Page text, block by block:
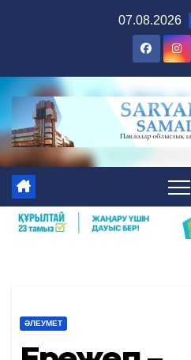
07.08.2026
ӘЛЕУМЕТ